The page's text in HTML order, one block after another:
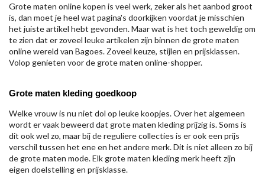
Grote maten online kopen is veel werk, zeker als het aanbod groot
is, dan moet je heel wat pagina's doorkijken voordat je misschien
het juiste artikel hebt gevonden. Maar wat is het toch geweldig om
te zien dat er zoveel leuke artikelen zijn binnen de grote maten
online wereld van Bagoes. Zoveel keuze, stijlen en prijsklassen.
Volop genieten voor de grote maten online-shopper.
Grote maten kleding goedkoop
Welke vrouw is nu niet dol op leuke koopjes. Over het algemeen
wordt er vaak beweerd dat grote maten kleding prijzig is. Soms is
dit ook wel zo, maar bij de reguliere collecties is er ook een prijs
verschil tussen het ene en het andere merk. Dit is niet alleen zo bij
de grote maten mode. Elk grote maten kleding merk heeft zijn
eigen doelstelling en prijsklasse.